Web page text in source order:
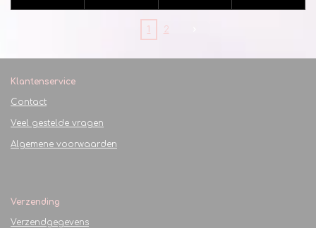
1 2
Klantenservice
Contact
Veel gestelde vragen
Algemene voorwaarden
Verzending
Verzendgegevens